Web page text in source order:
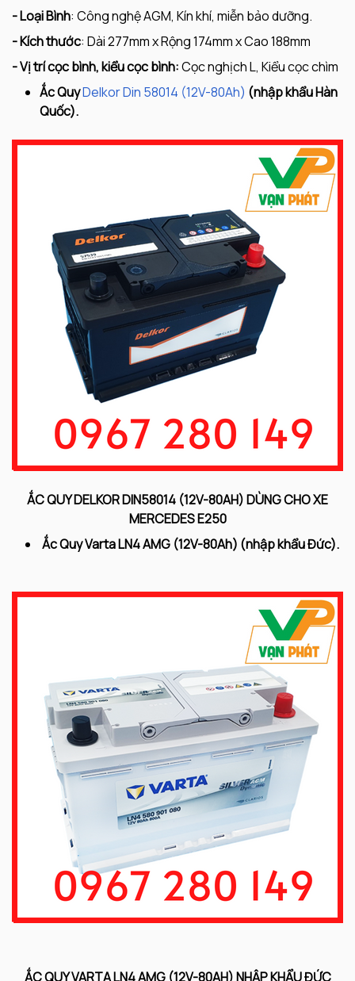
- Loại Bình: Công nghệ AGM, Kín khí, miễn bảo dưỡng.
- Kích thước: Dài 277mm x Rộng 174mm x Cao 188mm
- Vị trí cọc bình, kiểu cọc bình:Cọc nghịch L, Kiểu cọc chìm
Ắc QuyDelkor Din 58014 (12V-80Ah) (nhập khẩu Hàn
Quốc).
ẮC QUY DELKOR DIN58014 (12V-80AH) DÙNG CHO XE
MERCEDES E250
Ắc Quy Varta LN4 AMG (12V-80Ah) (nhập khẩu Đức).
ẮC QUY VARTA LN4 AMG (12V-80AH) NHẬP KHẨU ĐỨC